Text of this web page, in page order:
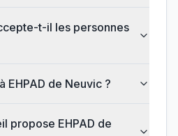
t-il les personnes
EHPAD de Neuvic ?
propose EHPAD de